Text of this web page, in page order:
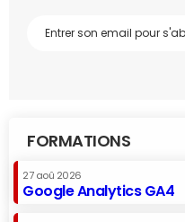
FORMATIONS
27 aoû 2026
Google Analytics GA4